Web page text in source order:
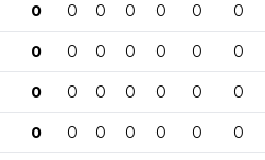
0 0 0 0 0 0 0
0 0 0 0 0 0 0
0 0 0 0 0 0 0
0 0 0 0 0 0 0